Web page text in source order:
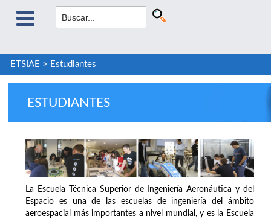
ETSIAE > Estudiantes
ESTUDIANTES
La Escuela Técnica Superior de Ingeniería Aeronáutica y del
Espacio es una de las escuelas de ingeniería del ámbito
aeroespacial más importantes a nivel mundial, y es la Escuela